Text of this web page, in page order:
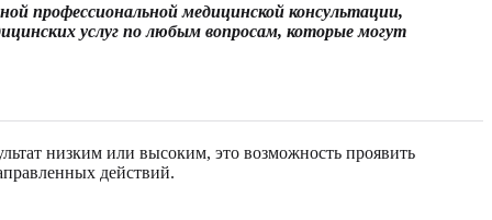
профессиональной медицинской консультации,
услуг по любым вопросам, которые могут
низким или высоким, это возможность проявить
действий.